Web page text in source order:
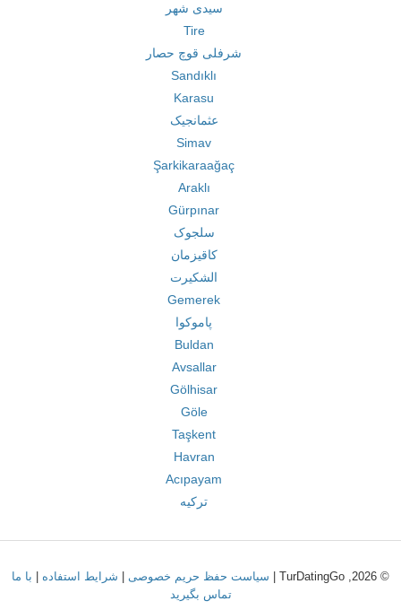
سیدی شهر
Tire
شرفلی قوچ حصار
Sandıklı
Karasu
عثمانجیک
Simav
Şarkikaraağaç
Araklı
Gürpınar
سلجوک
کاقیزمان
الشکیرت
Gemerek
پاموکوا
Buldan
Avsallar
Gölhisar
Göle
Taşkent
Havran
Acıpayam
ترکیه
© 2026, TurDatingGo | سیاست حفظ حریم خصوصی شرایط استفاده
با ما
تماس بگیرید